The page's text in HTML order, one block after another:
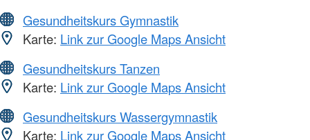
Gesundheitskurs Gymnastik
Karte: Link zur Google Maps Ansicht
Gesundheitskurs Tanzen
Karte: Link zur Google Maps Ansicht
Gesundheitskurs Wassergymnastik
Karte: Link zur Google Maps Ansicht